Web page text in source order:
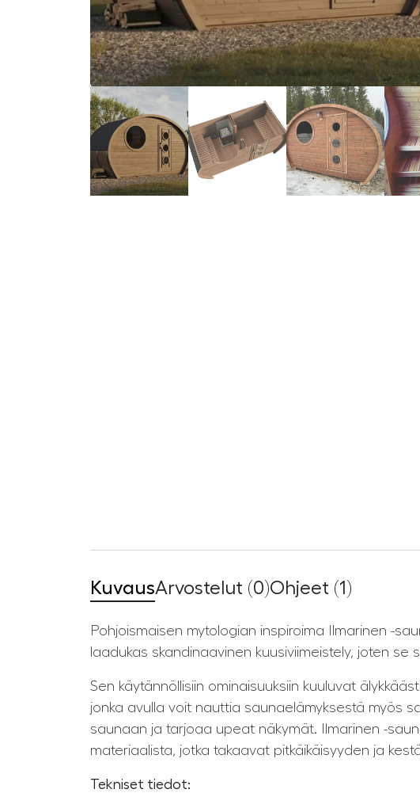
KuvausArvostelut (0)Ohjeet (1)
Pohjoismaisen mytologian inspiroima Ilmarinen -
laadukas skandinaavinen kuusiviimeistely, joten se
Sen käytännöllisiin ominaisuuksiin kuuluvat
jonka avulla voit nauttia saunaelämyksestä myös
saunaan ja tarjoaa upeat näkymät. Ilmarinen -
materiaalista, jotka takaavat pitkäikäisyyden ja
Tekniset tiedot: